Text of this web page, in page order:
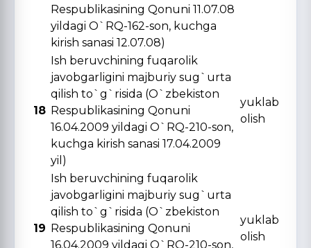
Respublikasining Qonuni 11.07.08
yildagi O`RQ-162-son, kuchga
kirish sanasi 12.07.08)
18
Ish beruvchining fuqarolik
javobgarligini majburiy sug`urta
qilish to`g`risida (O`zbekiston
Respublikasining Qonuni
16.04.2009 yildagi O`RQ-210-son,
kuchga kirish sanasi 17.04.2009
yil)
yuklab
olish
19
Ish beruvchining fuqarolik
javobgarligini majburiy sug`urta
qilish to`g`risida (O`zbekiston
Respublikasining Qonuni
16.04.2009 yildagi O`RQ-210-son,
yuklab
olish